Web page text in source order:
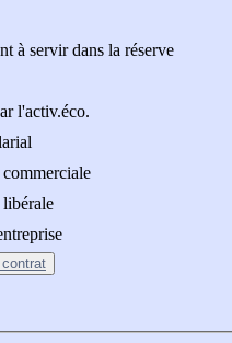
à servir dans la réserve
l'activ.éco.
libérale